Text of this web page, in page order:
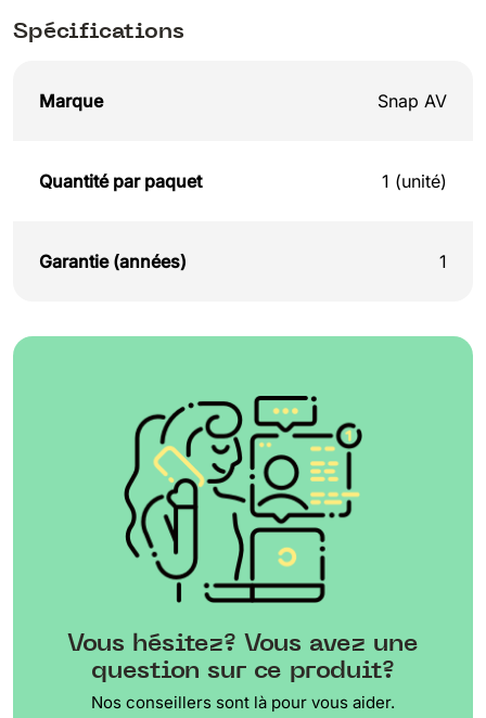
Spécifications
Marque Snap AV
Quantité par paquet 1 (unité)
Garantie (années) 1
Vous hésitez? Vous avez une
question sur ce produit?
Nos conseillers sont là pour vous aider.